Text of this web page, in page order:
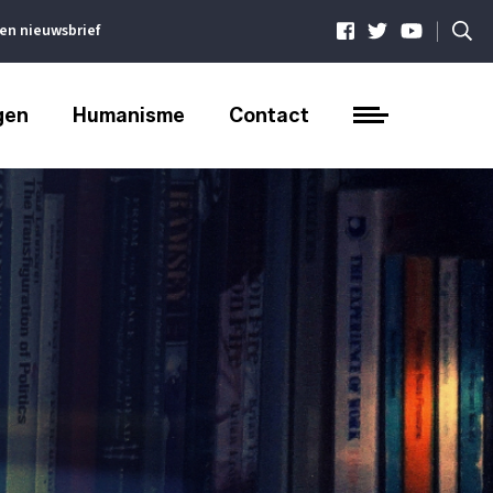
nieuwsbrief |
Humanisme Contact